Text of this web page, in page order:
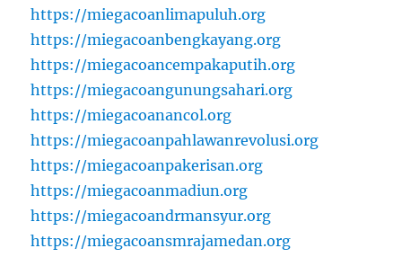
https://miegacoanlimapuluh.org
https://miegacoanbengkayang.org
https://miegacoancempakaputih.org
https://miegacoangunungsahari.org
https://miegacoanancol.org
https://miegacoanpahlawanrevolusi.org
https://miegacoanpakerisan.org
https://miegacoanmadiun.org
https://miegacoandrmansyur.org
https://miegacoansmrajamedan.org